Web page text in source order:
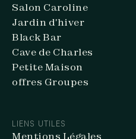
Salon Caroline
Jardin d'hiver
Black Bar
Cave de Charles
Petite Maison
offres Groupes
LIENS UTILES
Mentions Légales